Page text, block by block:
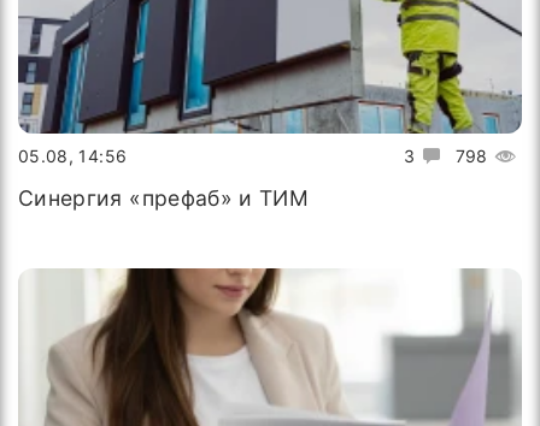
3 798
05.08, 14:56
Синергия «префаб» и ТИМ